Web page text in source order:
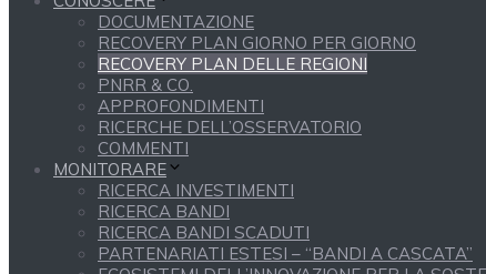
DOCUMENTAZIONE
RECOVERY PLAN GIORNO PER GIORNO
RECOVERY PLAN DELLE REGIONI
PNRR & CO.
APPROFONDIMENTI
RICERCHE DELL’OSSERVATORIO
COMMENTI
MONITORARE
RICERCA INVESTIMENTI
RICERCA BANDI
RICERCA BANDI SCADUTI
PARTENARIATI ESTESI – “BANDI A CASCATA”